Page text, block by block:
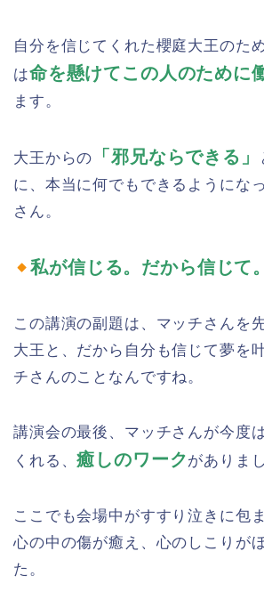
自分を信じてくれた櫻庭大王のた
は命を懸けてこの人のために
ます。
大王からの 「邪兄ならできる」
に、本当に何でもできるようにな
さん。
私が信じる。だから信じて。
この講演の副題は、マッチさんを
大王と、だから自分も信じて夢を
チさんのことなんですね。
講演会の最後、マッチさんが今度
くれる、癒しのワークがありま
ここでも会場中がすすり泣きに包
心の中の傷が癒え、心のしこりが
た。